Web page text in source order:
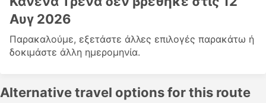
Αυγ 2026
Παρακαλούμε, εξετάστε άλλες επιλογές παρακάτω ή
δοκιμάστε άλλη ημερομηνία.
Alternative travel options for this route